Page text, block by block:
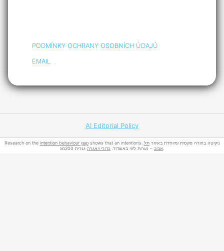
PODMÍNKY OCHRANY OSOBNÍCH ÚDAJŮ
EMAIL
AI Editorial Policy
Research on the intention behaviour gap shows that an intention’s. ניקיטה בחורה סקסית ומיוחדת באיזורתל
אביב – נערות ליווי באשדוד. כדורי ויאגרה